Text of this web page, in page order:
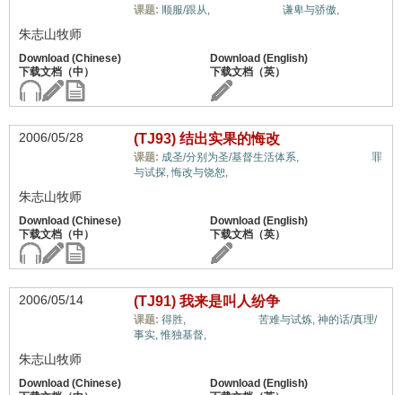
课题: 顺服/跟从, 谦卑与骄傲,
朱志山牧师
2006/05/28 (TJ93) 结出实果的悔改
课题: 成圣/分别为圣/基督生活体系,
罪
与试探, 悔改与饶恕,
朱志山牧师
2006/05/14 (TJ91) 我来是叫人纷争
课题: 得胜, 苦难与试炼, 神的话/真理/
事实,惟独基督,
朱志山牧师